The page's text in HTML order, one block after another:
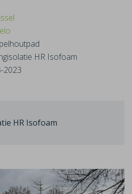
HR Isofoam
2023
HR Isofoam